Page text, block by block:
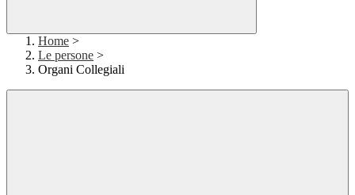
Home >
Le persone >
Organi Collegiali